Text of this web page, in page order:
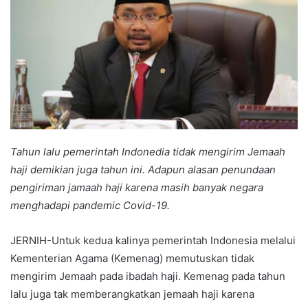
Tahun lalu pemerintah Indonedia tidak mengirim Jemaah
haji demikian juga tahun ini. Adapun alasan penundaan
pengiriman jamaah haji karena masih banyak negara
menghadapi pandemic Covid-19.
JERNIH-Untuk kedua kalinya pemerintah Indonesia melalui
Kementerian Agama (Kemenag) memutuskan tidak
mengirim Jemaah pada ibadah haji. Kemenag pada tahun
lalu juga tak memberangkatkan jemaah haji karena